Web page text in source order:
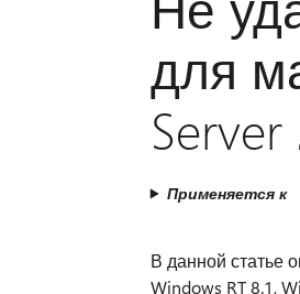
для
Применяется к
В данной статье
Windows RT 8.1,